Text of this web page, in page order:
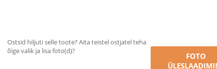
Ostsid hiljuti selle toote? Aita teistel ostjatel teha
õige valik ja lisa foto(d)?
FOTO